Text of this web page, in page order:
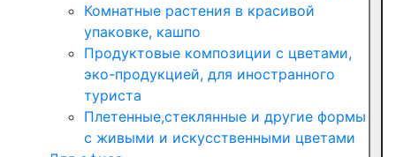
Комнатные растения в красивой
упаковке, кашпо
Продуктовые композиции с цветами,
эко-продукцией, для иностранного
туриста
Плетенные,стеклянные и другие формы
с живыми и искусственными цветами